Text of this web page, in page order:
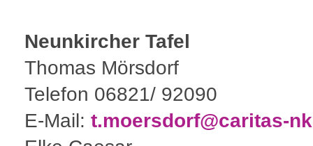
Neunkircher Tafel
Thomas Mörsdorf
Telefon 06821/ 92090
E-Mail: t.moersdorf@caritas-